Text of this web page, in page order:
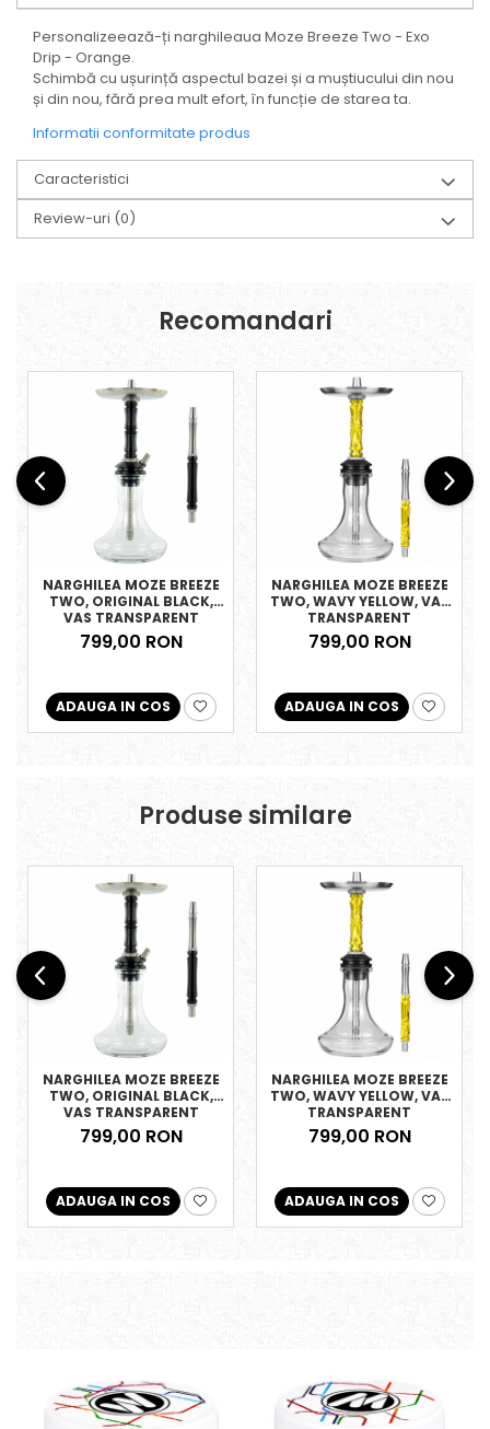
Personalizeează-ți narghileaua Moze Breeze Two - Exo
Drip - Orange.
Schimbă cu ușurință aspectul bazei și a muștiucului din nou
și din nou, fără prea mult efort, în funcție de starea ta.
Informatii conformitate produs
Caracteristici
Review-uri (0)
Recomandari
NARGHILEA MOZE BREEZE
TWO, ORIGINAL BLACK,
VAS TRANSPARENT
799,00 RON
ADAUGA IN COS
NARGHILEA MOZE BREEZE
TWO, WAVY YELLOW, VAS
TRANSPARENT
799,00 RON
ADAUGA IN COS
Produse similare
NARGHILEA MOZE BREEZE
TWO, ORIGINAL BLACK,
VAS TRANSPARENT
799,00 RON
ADAUGA IN COS
NARGHILEA MOZE BREEZE
TWO, WAVY YELLOW, VAS
TRANSPARENT
799,00 RON
ADAUGA IN COS